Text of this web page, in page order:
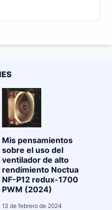
Mis pensamientos
sobre el uso del
ventilador de alto
rendimiento Noctua
NF-P12 redux-1700
PWM (2024)
13 de febrero de 2024